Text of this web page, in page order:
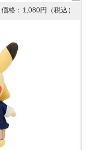
格：1,080円（税込）